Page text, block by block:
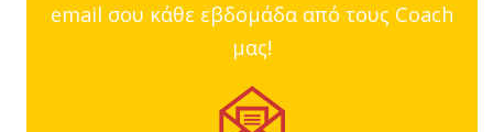
email σου κάθε εβδομάδα από τους Coach
μας!